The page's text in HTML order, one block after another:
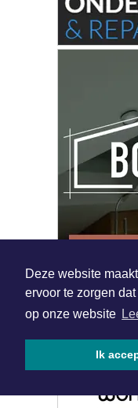
Deze website
ervoor te zorgen
op onze website
Ik